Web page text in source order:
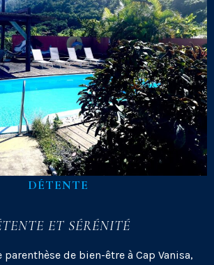
DÉTENTE
ET SÉRÉNITÉ
de bien-être à Cap Vanisa,